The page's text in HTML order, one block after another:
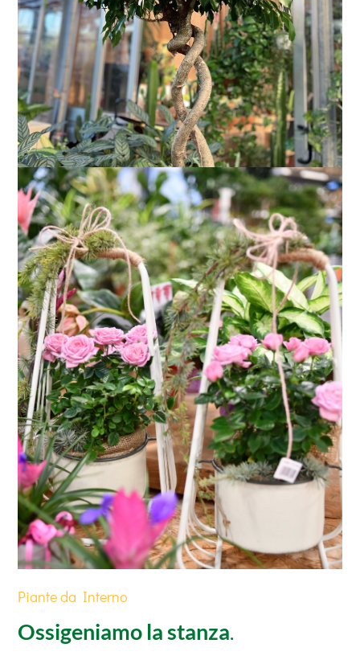
Piante da Interno
Ossigeniamo la stanza.